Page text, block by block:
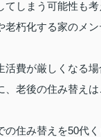
しまう可能性も考
朽化する家のメ
費が厳しくなる場
老後の住み替え
住み替えを50代